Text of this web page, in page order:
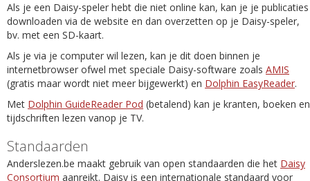
Als je een Daisy-speler hebt die niet online kan, kan je je publicaties
downloaden via de website en dan overzetten op je Daisy-speler,
bv. met een SD-kaart.
Als je via je computer wil lezen, kan je dit doen binnen je
internetbrowser ofwel met speciale Daisy-software zoals AMIS
(gratis maar wordt niet meer bijgewerkt) en Dolphin EasyReader.
Met Dolphin GuideReader Pod (betalend) kan je kranten, boeken en
tijdschriften lezen vanop je TV.
Standaarden
Anderslezen.be maakt gebruik van open standaarden die het Daisy
Consortium aanreikt. Daisy is een internationale standaard voor